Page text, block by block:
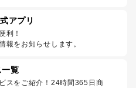
アプリ
利！
報をお知らせします。
覧
スをご紹介！24時間365日商